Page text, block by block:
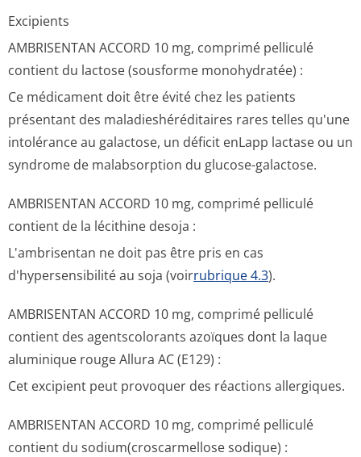
Excipients
AMBRISENTAN ACCORD 10 mg, comprimé pelliculé
contient du lactose (sousforme monohydratée) :
Ce médicament doit être évité chez les patients
présentant des maladieshérédi­taires rares telles qu'une
intolérance au galactose, un déficit enLapp lactase ou un
syndrome de malabsorption du glucose-galactose.
AMBRISENTAN ACCORD 10 mg, comprimé pelliculé
contient de la lécithine desoja :
L'ambrisentan ne doit pas être pris en cas
d'hypersensibilité au soja (voirrubrique 4.3).
AMBRISENTAN ACCORD 10 mg, comprimé pelliculé
contient des agentscolorants azoïques dont la laque
aluminique rouge Allura AC (E129) :
Cet excipient peut provoquer des réactions allergiques.
AMBRISENTAN ACCORD 10 mg, comprimé pelliculé
contient du sodium(croscar­mellose sodique) :